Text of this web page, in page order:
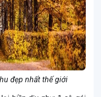
đẹp nhất thế giới